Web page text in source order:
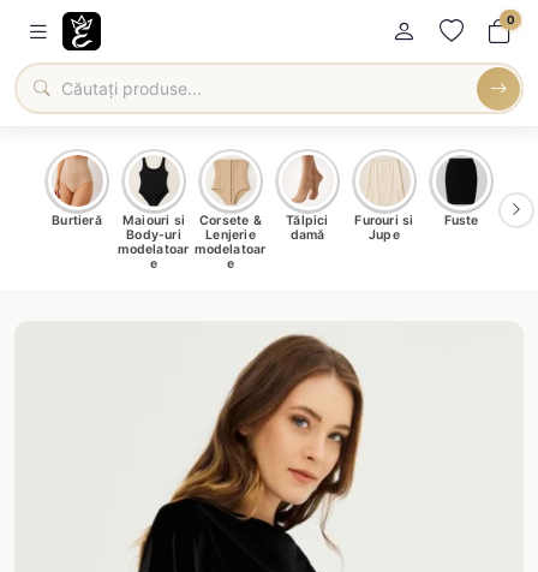
0
Burtieră
Maiouri si
Body-uri
modelatoar
e
Corsete &
Lenjerie
modelatoar
e
Tălpici
damă
Furouri si
Jupe
Fuste